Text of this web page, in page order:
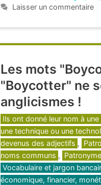
Laisser un commentaire
Les mots
"Boycotter" ne
anglicismes !
Catégories
Ils ont donné leur nom à
une technique ou une
devenus des adjectifs ,
noms communs ,
Vocabulaire et jargon
économique, financier,